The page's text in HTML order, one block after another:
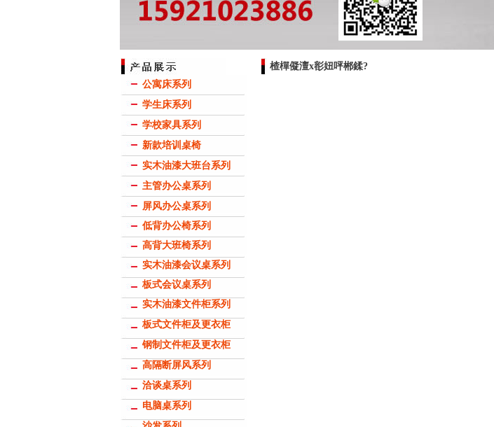
公寓床系列
学生床系列
学校家具系列
新款培训桌椅
实木油漆大班台系列
主管办公桌系列
屏风办公桌系列
低背办公椅系列
高背大班椅系列
实木油漆会议桌系列
板式会议桌系列
实木油漆文件柜系列
板式文件柜及更衣柜
钢制文件柜及更衣柜
高隔断屏风系列
洽谈桌系列
电脑桌系列
楂樿儗澶х彮妞呯郴鍒?